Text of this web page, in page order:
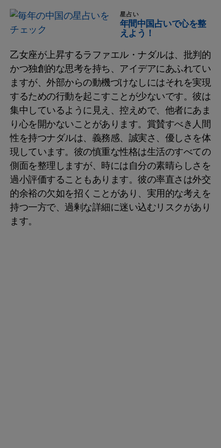
星占い
年間中国占いで心を整
えよう！
乙女座が上昇するラファエル・ナダルは、批判的
かつ独創的な思考を持ち、アイデアにあふれてい
ますが、外部からの動機づけなしにはそれを実現
するための行動を起こすことが少ないです。彼は
集中しているように見え、控えめで、他者にあま
り心を開かないことがあります。賞賛すべき人間
性を持つナダルは、義務感、誠実さ、優しさを体
現しています。彼の慎重な性格は生活のすべての
側面を整理しますが、時には自分の素晴らしさを
過小評価することもあります。彼の率直さは外交
的余裕の欠如を招くことがあり、実用的な考えを
持つ一方で、過剰な詳細に迷い込むリスクがあり
ます。